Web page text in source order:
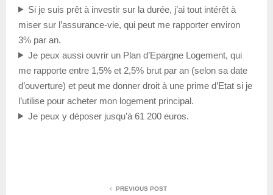
Si je suis prêt à investir sur la durée, j’ai tout intérêt à
miser sur l’assurance-vie, qui peut me rapporter environ
3% par an.
Je peux aussi ouvrir un Plan d’Epargne Logement, qui
me rapporte entre 1,5% et 2,5% brut par an (selon sa date
d’ouverture) et peut me donner droit à une prime d’Etat si je
l’utilise pour acheter mon logement principal.
Je peux y déposer jusqu’à 61 200 euros.
PREVIOUS POST